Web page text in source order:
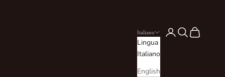
Italiano
Lingua
Italiano
English
LoginCercaCarrello